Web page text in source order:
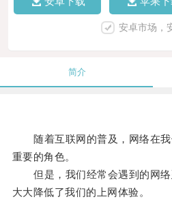
安卓市场，
简介
随着互联网的普及，网络在我
重要的角色。
但是，我们经常会遇到的网络
大大降低了我们的上网体验。